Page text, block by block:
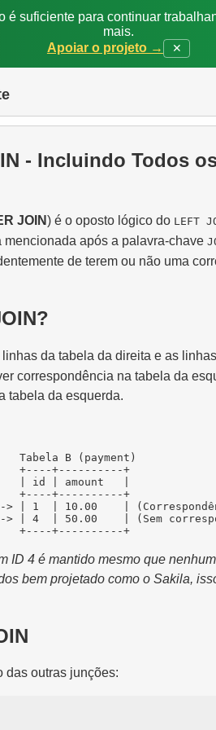
suficiente para continuar
mais.
Apoiar o projeto →
✕
- Incluindo Todos
JOIN) é o oposto lógico do LEFT
após a palavra-chave
de terem ou não uma
da tabela da direita e as
correspondência na tabela da
tabela da esquerda.
Tabela B (payment)
+----+----------+
| id | amount   |
+----+----------+
| 1  | 10.00    |
| 4  | 50.00    | (Sem
   +----+----------+            +----+----------+
ID 4 é mantido mesmo que
bem projetado como o Sakila,
das outras junções: